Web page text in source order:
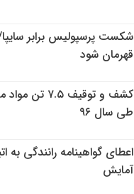
شکست پرسپولیس برابر سایپا/
قهرمان شود
کشف و توقیف
طی سال ۹۶
اعطای گواهینامه رانندگی به
آمایش